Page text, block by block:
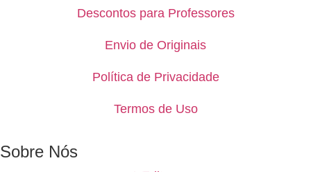
Descontos para Professores
Envio de Originais
Política de Privacidade
Termos de Uso
Sobre Nós